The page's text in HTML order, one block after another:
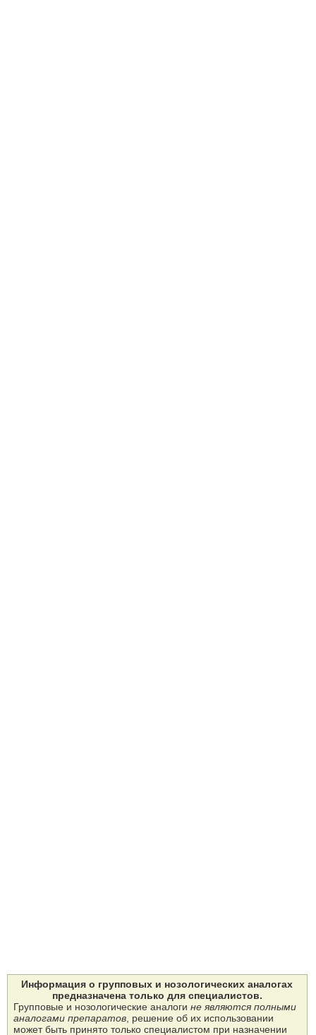
Информация о групповых и нозологических аналогах
предназначена только для специалистов.
Групповые и нозологические аналоги не являются полными
аналогами препаратов, решение об их использовании
может быть принято только специалистом при назначении